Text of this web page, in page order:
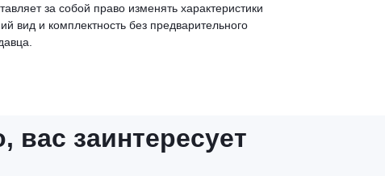
за собой право изменять характеристики
вид и комплектность без предварительного
вас заинтересует